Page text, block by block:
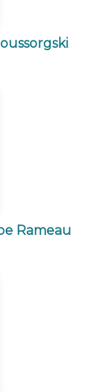
Rameau